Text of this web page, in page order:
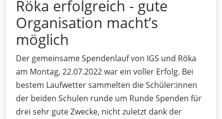
Röka erfolgreich - gute
Organisation macht’s
möglich
Der gemeinsame Spendenlauf von IGS und Röka
am Montag, 22.07.2022 war ein voller Erfolg. Bei
bestem Laufwetter sammelten die Schüler:innen
der beiden Schulen runde um Runde Spenden für
drei sehr gute Zwecke, nicht zuletzt dank der